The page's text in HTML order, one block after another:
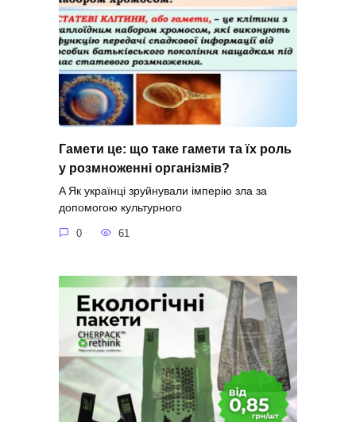
Гамети це: що таке гамети та їх роль
у розмноженні організмів?
A Як українці зруйнували імперію зла за
допомогою культурного
0 61